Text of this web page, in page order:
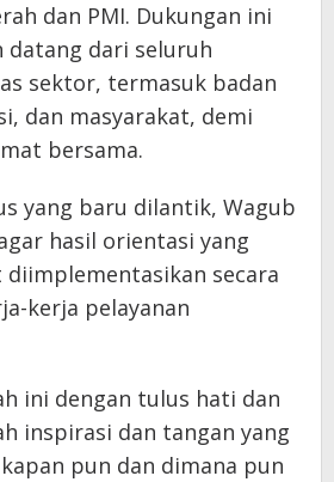
dan PMI. Dukungan ini
datang dari seluruh
sektor, termasuk badan
dan masyarakat, demi
bersama.
yang baru dilantik, Wagub
hasil orientasi yang
secara
kerja pelayanan
ini dengan tulus hati dan
inspirasi dan tangan yang
pun dan dimana pun